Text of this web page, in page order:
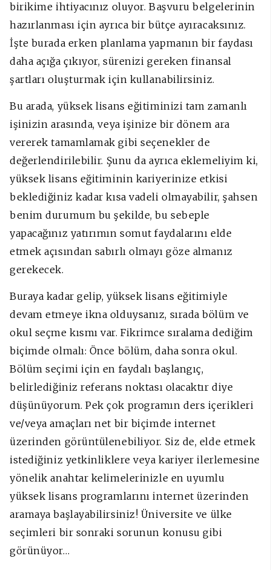
birikime ihtiyacınız oluyor. Başvuru belgelerinin
hazırlanması için ayrıca bir bütçe ayıracaksınız.
İşte burada erken planlama yapmanın bir faydası
daha açığa çıkıyor, sürenizi gereken finansal
şartları oluşturmak için kullanabilirsiniz.
Bu arada, yüksek lisans eğitiminizi tam zamanlı
işinizin arasında, veya işinize bir dönem ara
vererek tamamlamak gibi seçenekler de
değerlendirilebilir. Şunu da ayrıca eklemeliyim ki,
yüksek lisans eğitiminin kariyerinize etkisi
beklediğiniz kadar kısa vadeli olmayabilir, şahsen
benim durumum bu şekilde, bu sebeple
yapacağınız yatırımın somut faydalarını elde
etmek açısından sabırlı olmayı göze almanız
gerekecek.
Buraya kadar gelip, yüksek lisans eğitimiyle
devam etmeye ikna olduysanız, sırada bölüm ve
okul seçme kısmı var. Fikrimce sıralama dediğim
biçimde olmalı: Önce bölüm, daha sonra okul.
Bölüm seçimi için en faydalı başlangıç,
belirlediğiniz referans noktası olacaktır diye
düşünüyorum. Pek çok programın ders içerikleri
ve/veya amaçları net bir biçimde internet
üzerinden görüntülenebiliyor. Siz de, elde etmek
istediğiniz yetkinliklere veya kariyer ilerlemesine
yönelik anahtar kelimelerinizle en uyumlu
yüksek lisans programlarını internet üzerinden
aramaya başlayabilirsiniz! Üniversite ve ülke
seçimleri bir sonraki sorunun konusu gibi
görünüyor…